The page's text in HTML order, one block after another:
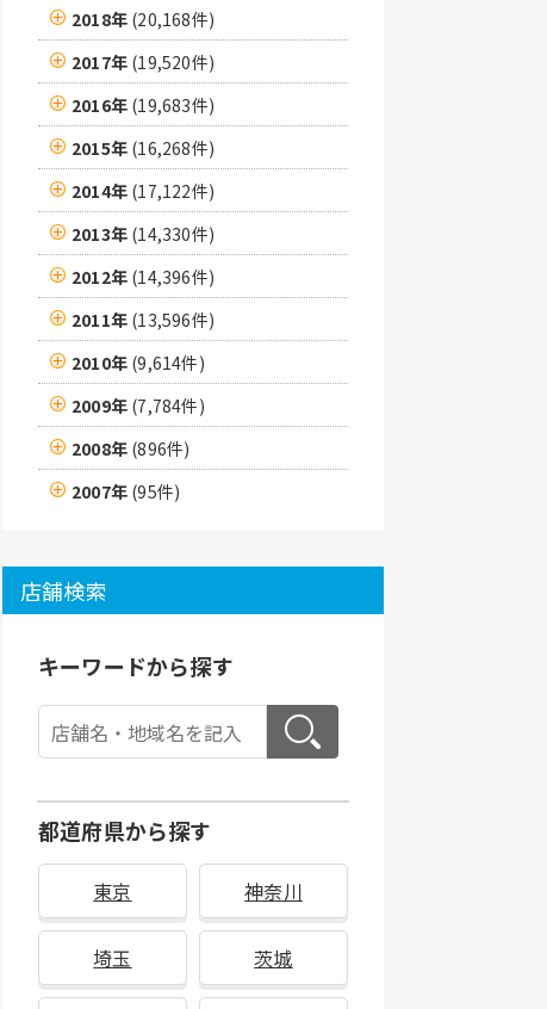
2018年 (20,168件)
2017年 (19,520件)
2016年 (19,683件)
2015年 (16,268件)
2014年 (17,122件)
2013年 (14,330件)
2012年 (14,396件)
2011年 (13,596件)
2010年 (9,614件)
2009年 (7,784件)
2008年 (896件)
2007年 (95件)
店舗検索
キーワードから探す
都道府県から探す
東京 神奈川
埼玉 茨城